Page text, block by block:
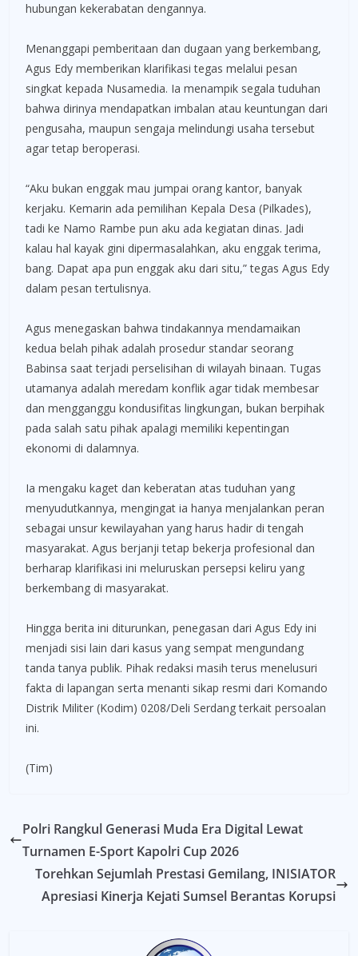
hubungan kekerabatan dengannya.
Menanggapi pemberitaan dan dugaan yang berkembang,
Agus Edy memberikan klarifikasi tegas melalui pesan
singkat kepada Nusamedia. Ia menampik segala tuduhan
bahwa dirinya mendapatkan imbalan atau keuntungan dari
pengusaha, maupun sengaja melindungi usaha tersebut
agar tetap beroperasi.
“Aku bukan enggak mau jumpai orang kantor, banyak
kerjaku. Kemarin ada pemilihan Kepala Desa (Pilkades),
tadi ke Namo Rambe pun aku ada kegiatan dinas. Jadi
kalau hal kayak gini dipermasalahkan, aku enggak terima,
bang. Dapat apa pun enggak aku dari situ,” tegas Agus Edy
dalam pesan tertulisnya.
Agus menegaskan bahwa tindakannya mendamaikan
kedua belah pihak adalah prosedur standar seorang
Babinsa saat terjadi perselisihan di wilayah binaan. Tugas
utamanya adalah meredam konflik agar tidak membesar
dan mengganggu kondusifitas lingkungan, bukan berpihak
pada salah satu pihak apalagi memiliki kepentingan
ekonomi di dalamnya.
Ia mengaku kaget dan keberatan atas tuduhan yang
menyudutkannya, mengingat ia hanya menjalankan peran
sebagai unsur kewilayahan yang harus hadir di tengah
masyarakat. Agus berjanji tetap bekerja profesional dan
berharap klarifikasi ini meluruskan persepsi keliru yang
berkembang di masyarakat.
Hingga berita ini diturunkan, penegasan dari Agus Edy ini
menjadi sisi lain dari kasus yang sempat mengundang
tanda tanya publik. Pihak redaksi masih terus menelusuri
fakta di lapangan serta menanti sikap resmi dari Komando
Distrik Militer (Kodim) 0208/Deli Serdang terkait persoalan
ini.
(Tim)
Polri Rangkul Generasi Muda Era Digital Lewat
Turnamen E-Sport Kapolri Cup 2026
Torehkan Sejumlah Prestasi Gemilang, INISIATOR
Apresiasi Kinerja Kejati Sumsel Berantas Korupsi